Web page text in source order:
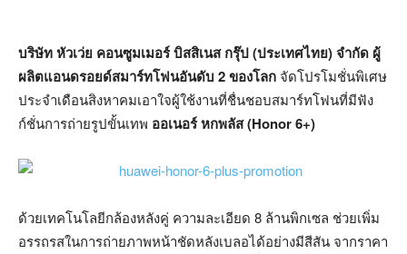
บริษัท หัวเว่ย คอนซูมเมอร์ บิสสิเนส กรุ๊ป (ประเทศไทย) จำกัด ผู้
ผลิตแอนดรอยด์สมาร์ทโฟนอันดับ 2 ของโลก จัดโปรโมชั่นพิเศษ
ประจำเดือนสิงหาคมเอาใจผู้ใช้งานที่ชื่นชอบสมาร์ทโฟนที่มีฟัง
ก์ชั่นการถ่ายรูปขั้นเทพ ออเนอร์ หกพลัส (Honor 6+)
ด้วยเทคโนโลยีกล้องหลังคู่ ความละเอียด 8 ล้านพิกเซล ช่วยเพิ่ม
อรรถรสในการถ่ายภาพหน้าชัดหลังเบลอได้อย่างมีสีสัน จากราคา